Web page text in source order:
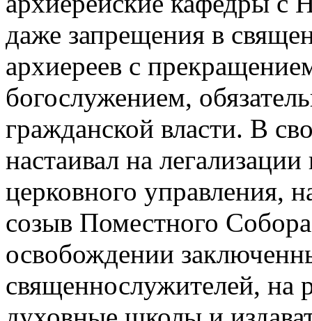
даже запрещения в
архиереев с
богослужением,
гражданской власти. В
настаивал на
церковного управления,
созыв Поместного
освобождении
священнослужителей, на